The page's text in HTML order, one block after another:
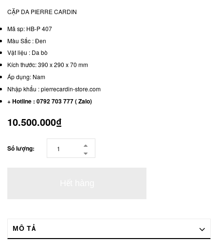
CẶP DA PIERRE CARDIN
Mã sp: HB-P 407
Màu Sắc : Đen
Vật liệu : Da bò
Kích thước: 390 x 290 x 70 mm
Áp dụng: Nam
Nhập khẩu : pierrecardin-store.com
+ Hotline : 0792 703 777 ( Zalo)
10.500.000₫
Số lượng:
MÔ TẢ